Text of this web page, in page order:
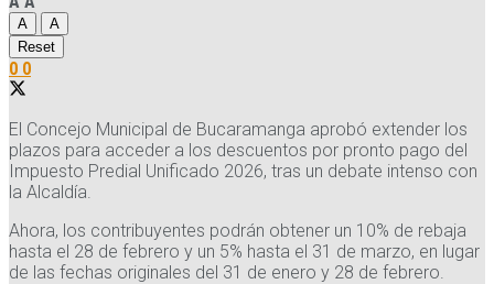
A
A
Reset
0 0
El Concejo Municipal de Bucaramanga aprobó extender los
plazos para acceder a los descuentos por pronto pago del
Impuesto Predial Unificado 2026, tras un debate intenso con
la Alcaldía.
Ahora, los contribuyentes podrán obtener un 10% de rebaja
hasta el 28 de febrero y un 5% hasta el 31 de marzo, en lugar
de las fechas originales del 31 de enero y 28 de febrero.